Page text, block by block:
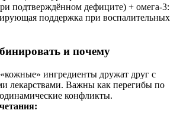
подтверждённом дефиците) + омега‑3:
поддержка при воспалительных
и почему
ингредиенты дружат друг с
лекарствами. Важны как перегибы по
конфликты.